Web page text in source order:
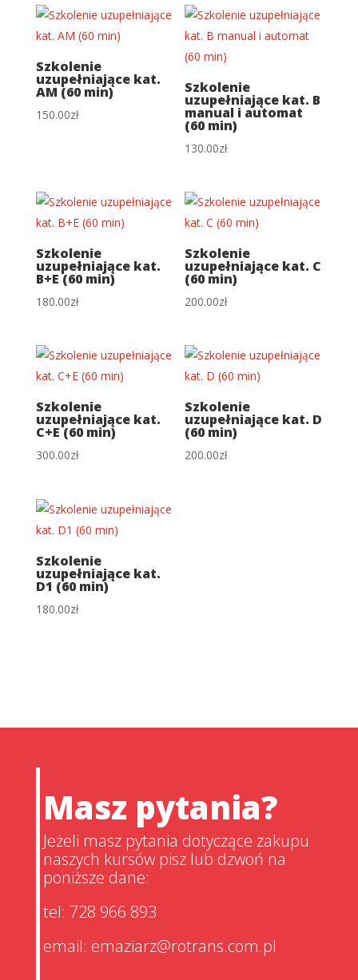
Szkolenie
uzupełniające kat.
AM (60 min)
150.00zł
Szkolenie
uzupełniające kat. B
manual i automat
(60 min)
130.00zł
Szkolenie
uzupełniające kat.
B+E (60 min)
180.00zł
Szkolenie
uzupełniające kat. C
(60 min)
200.00zł
Szkolenie
uzupełniające kat.
C+E (60 min)
300.00zł
Szkolenie
uzupełniające kat. D
(60 min)
200.00zł
Szkolenie
uzupełniające kat.
D1 (60 min)
180.00zł
Masz pytania?
Jeżeli masz pytania dotyczące zakupu
naszych kursów pisz lub dzwoń na
poniższe dane:
tel: 728 966 893
email: emaziarz@rotrans.com.pl